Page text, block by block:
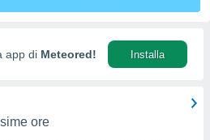
app di Meteored! Installa
ore